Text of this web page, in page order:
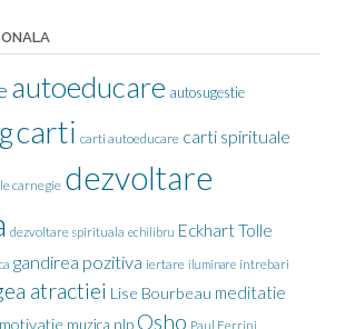
autoeducare autosugestie
carti carti autoeducare carti spirituale
carnegie dezvoltare
dezvoltare spirituala echilibru Eckhart Tolle
gandirea pozitiva iertare iluminare intrebari
atractiei Lise Bourbeau meditatie
motivatie muzica nlp Osho Paul Ferrini